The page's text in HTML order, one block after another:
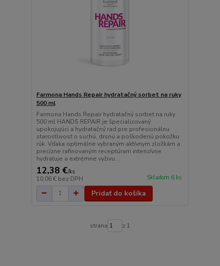
Farmona Hands Repair hydratačný sorbet na ruky
500 ml
Farmona Hands Repair hydratačný sorbet na ruky
500 ml HANDS REPAIR je špecializovaný
upokojujúci a hydratačný rad pre profesionálnu
starostlivosť o suchú, drsnú a poškodenú pokožku
rúk. Vďaka optimálne vybraným aktívnym zložkám a
precízne rafinovaným receptúram intenzívne
hydratuje a extrémne vyživu...
12,38 €/ks
10,06 € bez DPH Skladom 6 ks
Pridať do košíka
strana z 1